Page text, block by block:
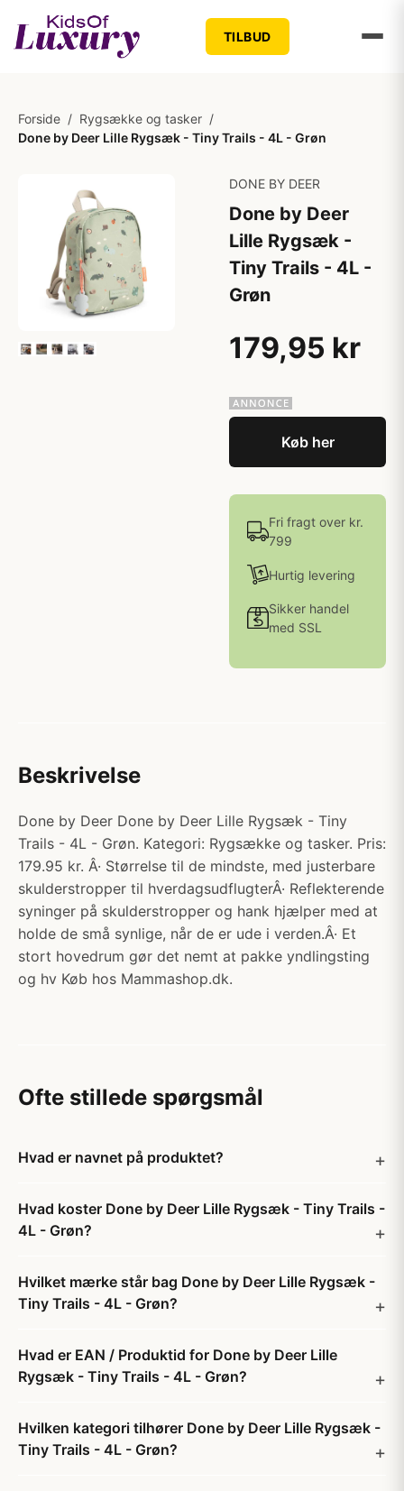
TILBUD
Forside / Rygsække og tasker /
Done by Deer Lille Rygsæk - Tiny Trails - 4L - Grøn
DONE BY DEER
Done by Deer
Lille Rygsæk -
Tiny Trails - 4L -
Grøn
179,95 kr
Køb her
Fri fragt over kr.
799
Hurtig levering
Sikker handel
med SSL
Beskrivelse
Done by Deer Done by Deer Lille Rygsæk - Tiny
Trails - 4L - Grøn. Kategori: Rygsække og tasker. Pris:
179.95 kr. Â· Størrelse til de mindste, med justerbare
skulderstropper til hverdagsudflugterÂ· Reflekterende
syninger på skulderstropper og hank hjælper med at
holde de små synlige, når de er ude i verden.Â· Et
stort hovedrum gør det nemt at pakke yndlingsting
og hv Køb hos Mammashop.dk.
Ofte stillede spørgsmål
Hvad er navnet på produktet?
Hvad koster Done by Deer Lille Rygsæk - Tiny Trails -
4L - Grøn?
Hvilket mærke står bag Done by Deer Lille Rygsæk -
Tiny Trails - 4L - Grøn?
Hvad er EAN / Produktid for Done by Deer Lille
Rygsæk - Tiny Trails - 4L - Grøn?
Hvilken kategori tilhører Done by Deer Lille Rygsæk -
Tiny Trails - 4L - Grøn?